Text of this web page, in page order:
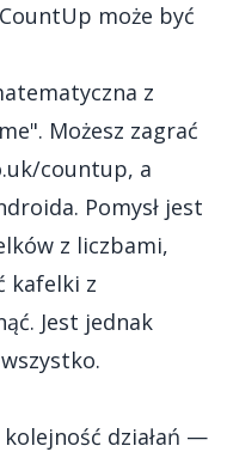
może być
z
Możesz zagrać
countup, a
Pomysł jest
z liczbami,
kafelki z
Jest jednak
działań —